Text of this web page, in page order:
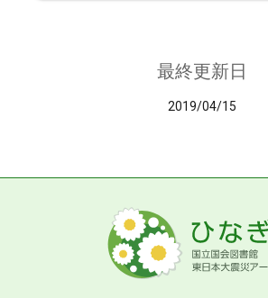
最終更新日
2019/04/15